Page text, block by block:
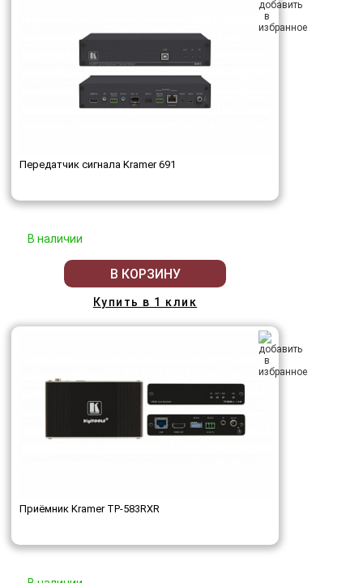
Передатчик сигнала Kramer 691
В наличии
В КОРЗИНУ
Купить в 1 клик
Приёмник Kramer TP-583RXR